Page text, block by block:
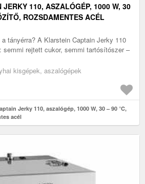
JERKY 110, ASZALÓGÉP, 1000 W, 30
ROZSDAMENTES ACÉL
tányérra? A Klarstein Captain Jerky 110
semmi rejtett cukor, semmi tartósítószer –
kisgépek, aszalógépek
Jerky 110, aszalógép, 1000 W, 30 – 90 °C,
acél